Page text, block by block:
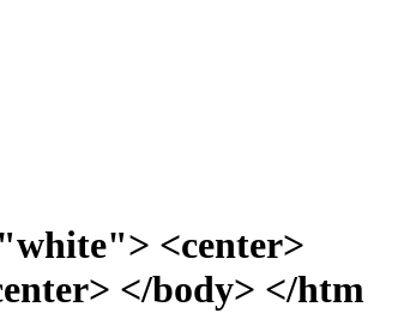
<center>
</body> </htm